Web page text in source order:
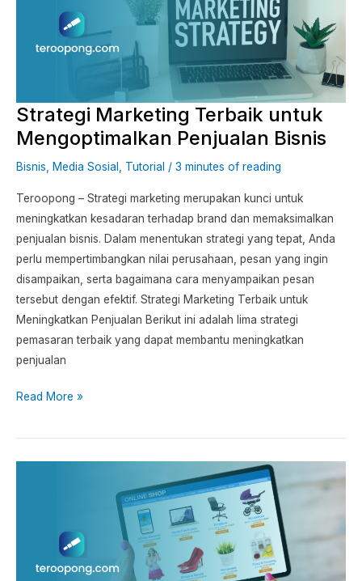
Strategi Marketing Terbaik untuk
Mengoptimalkan Penjualan Bisnis
Bisnis, Media Sosial , Tutorial / 3 minutes of reading
Teroopong – Strategi marketing merupakan kunci untuk
meningkatkan kesadaran terhadap brand dan memaksimalkan
penjualan bisnis. Dalam menentukan strategi yang tepat, Anda
perlu mempertimbangkan nilai perusahaan, pesan yang ingin
disampaikan, serta bagaimana cara menyampaikan pesan
tersebut dengan efektif. Strategi Marketing Terbaik untuk
Meningkatkan Penjualan Berikut ini adalah lima strategi
pemasaran terbaik yang dapat membantu meningkatkan
penjualan
Mengoptimalkan
Penjualan
Read More »